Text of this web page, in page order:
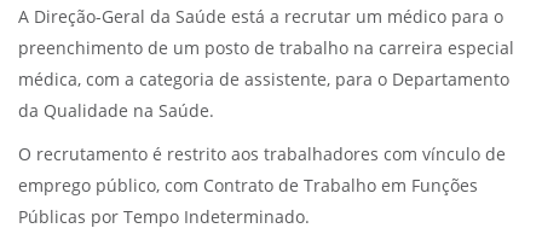
A Direção-Geral da Saúde está a recrutar um médico para o
preenchimento de um posto de trabalho na carreira especial
médica, com a categoria de assistente, para o Departamento
da Qualidade na Saúde.
O recrutamento é restrito aos trabalhadores com vínculo de
emprego público, com Contrato de Trabalho em Funções
Públicas por Tempo Indeterminado.